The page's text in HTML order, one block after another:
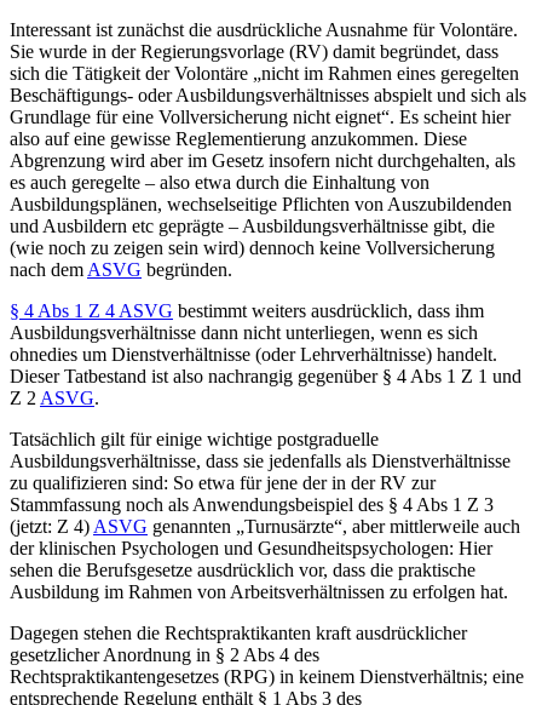
Interessant ist zunächst die ausdrückliche Ausnahme für Volontäre.
Sie wurde in der Regierungsvorlage (RV) damit begründet, dass
sich die Tätigkeit der Volontäre „nicht im Rahmen eines geregelten
Beschäftigungs- oder Ausbildungsverhältnisses abspielt und sich als
Grundlage für eine Vollversicherung nicht eignet“. Es scheint hier
also auf eine gewisse Reglementierung anzukommen. Diese
Abgrenzung wird aber im Gesetz insofern nicht durchgehalten, als
es auch geregelte – also etwa durch die Einhaltung von
Ausbildungsplänen, wechselseitige Pflichten von Auszubildenden
und Ausbildern etc geprägte – Ausbildungsverhältnisse gibt, die
(wie noch zu zeigen sein wird) dennoch keine Vollversicherung
nach dem ASVG begründen.
§ 4 Abs 1 Z 4 ASVG bestimmt weiters ausdrücklich, dass ihm
Ausbildungsverhältnisse dann nicht unterliegen, wenn es sich
ohnedies um Dienstverhältnisse (oder Lehrverhältnisse) handelt.
Dieser Tatbestand ist also nachrangig gegenüber § 4 Abs 1 Z 1 und
Z 2 ASVG.
Tatsächlich gilt für einige wichtige postgraduelle
Ausbildungsverhältnisse, dass sie jedenfalls als Dienstverhältnisse
zu qualifizieren sind: So etwa für jene der in der RV zur
Stammfassung noch als Anwendungsbeispiel des § 4 Abs 1 Z 3
(jetzt: Z 4) ASVG genannten „Turnusärzte“, aber mittlerweile auch
der klinischen Psychologen und Gesundheitspsychologen: Hier
sehen die Berufsgesetze ausdrücklich vor, dass die praktische
Ausbildung im Rahmen von Arbeitsverhältnissen zu erfolgen hat.
Dagegen stehen die Rechtspraktikanten kraft ausdrücklicher
gesetzlicher Anordnung in § 2 Abs 4 des
Rechtspraktikantengesetzes (RPG) in keinem Dienstverhältnis; eine
entsprechende Regelung enthält § 1 Abs 3 des